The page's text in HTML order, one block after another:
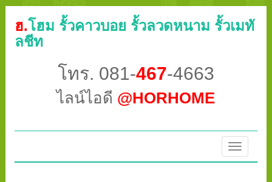
ฮ.โฮม รั้วคาวบอย รั้วลวดหนาม รั้วเมทั
ลชีท
โทร. 081-467-4663
ไลน์ไอดี @HORHOME
Toggle